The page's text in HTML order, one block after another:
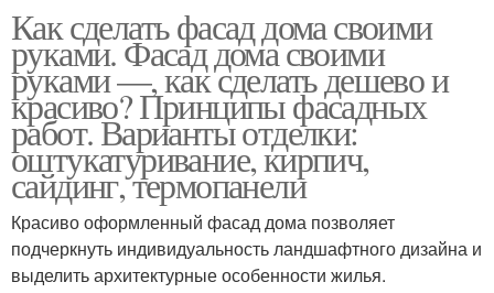
Как сделать фасад дома своими
руками. Фасад дома своими
руками —, как сделать дешево и
красиво? Принципы фасадных
работ. Варианты отделки:
оштукатуривание, кирпич,
сайдинг, термопанели
Красиво оформленный фасад дома позволяет
подчеркнуть индивидуальность ландшафтного дизайна и
выделить архитектурные особенности жилья.